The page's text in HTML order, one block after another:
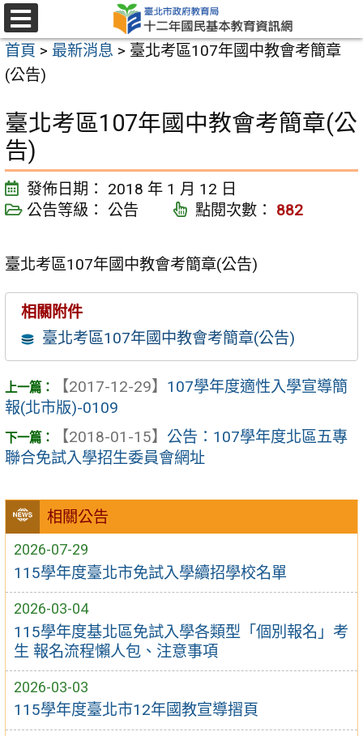
跳
至
主
要
內
容
區
選
單
首頁 > 最新消息 > 臺北考區107年國中教會考簡章
(公告)
相關公告
2026-07-29
115學年度臺北市免試入學續招學校名單
2026-03-04
115學年度基北區免試入學各類型「個別報名」考
生 報名流程懶人包、注意事項
2026-03-03
115學年度臺北市12年國教宣導摺頁
臺北考區107年國中教會考簡章(公
告)
發佈日期：
2018 年 1 月 12 日
公告等級：
公告 點閱次數： 882
臺北考區107年國中教會考簡章(公告)
相關附件
臺北考區107年國中教會考簡章(公告)
【2017-12-29】 107學年度適性入學宣導簡
報(北市版)-0109
【2018-01-15】 公告：107學年度北區五專
聯合免試入學招生委員會網址